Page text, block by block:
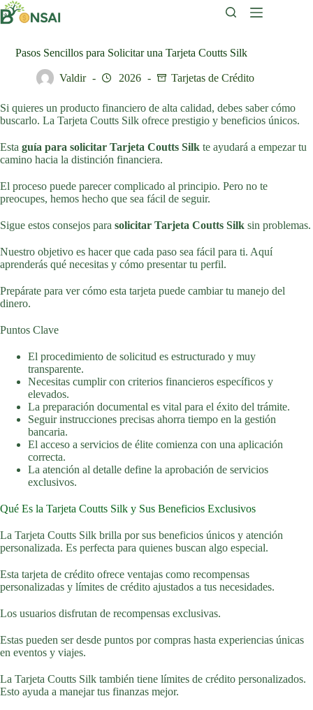
Saltar
al
Pasos Sencillos para Solicitar una Tarjeta Coutts Silk
Valdir 2026 Tarjetas de Crédito
Si quieres un producto financiero de alta calidad, debes saber cómo
buscarlo. La Tarjeta Coutts Silk ofrece prestigio y beneficios únicos.
Esta guía para solicitar Tarjeta Coutts Silk te ayudará a empezar tu
camino hacia la distinción financiera.
El proceso puede parecer complicado al principio. Pero no te
preocupes, hemos hecho que sea fácil de seguir.
Sigue estos consejos para solicitar Tarjeta Coutts Silk sin problemas.
Nuestro objetivo es hacer que cada paso sea fácil para ti. Aquí
aprenderás qué necesitas y cómo presentar tu perfil.
Prepárate para ver cómo esta tarjeta puede cambiar tu manejo del
dinero.
Puntos Clave
El procedimiento de solicitud es estructurado y muy
transparente.
Necesitas cumplir con criterios financieros específicos y
elevados.
La preparación documental es vital para el éxito del trámite.
Seguir instrucciones precisas ahorra tiempo en la gestión
bancaria.
El acceso a servicios de élite comienza con una aplicación
correcta.
La atención al detalle define la aprobación de servicios
exclusivos.
Qué Es la Tarjeta Coutts Silk y Sus Beneficios Exclusivos
La Tarjeta Coutts Silk brilla por sus beneficios únicos y atención
personalizada. Es perfecta para quienes buscan algo especial.
Esta tarjeta de crédito ofrece ventajas como recompensas
personalizadas y límites de crédito ajustados a tus necesidades.
Los usuarios disfrutan de recompensas exclusivas.
Estas pueden ser desde puntos por compras hasta experiencias únicas
en eventos y viajes.
La Tarjeta Coutts Silk también tiene límites de crédito personalizados.
Esto ayuda a manejar tus finanzas mejor.